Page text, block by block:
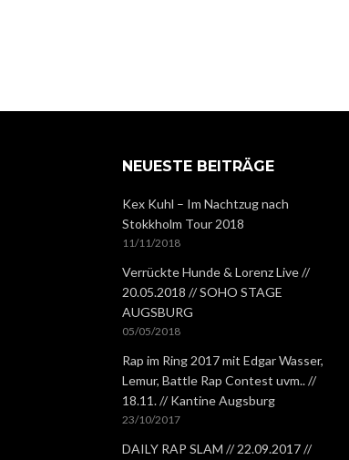
NEUESTE BEITRÄGE
Kex Kuhl – Im Nachtzug nach
Stokkholm Tour 2018
11/11/2018
Verrückte Hunde & Lorenz Live //
20.05.2018 // SOHO STAGE
AUGSBURG
05/05/2018
Rap im Ring 2017 mit Edgar Wasser,
Lemur, Battle Rap Contest uvm.. //
18.11. // Kantine Augsburg
23/10/2017
DAILY RAP SLAM // 22.09.2017 //